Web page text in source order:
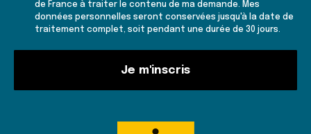
lettre
de France à traiter le contenu de ma demande. Mes
données personnelles seront conservées jusqu'à la date de
traitement complet, soit pendant une durée de 30 jours.
Je m'inscris